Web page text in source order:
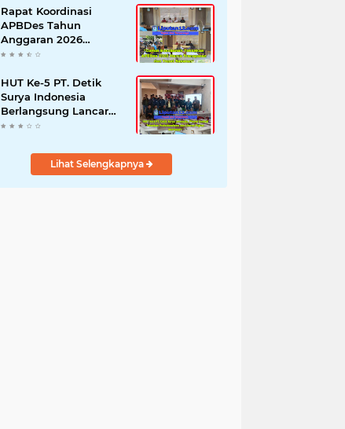
dan Hentikan Dugaan
Permainan Oknum
Rapat Koordinasi
APBDes Tahun
Anggaran 2026
Semester II,
Sokobanah Libatkan 12
Desa
HUT Ke-5 PT. Detik
Surya Indonesia
Berlangsung Lancar
dan Profesional,
Wartawan
Lihat Selengkapnya